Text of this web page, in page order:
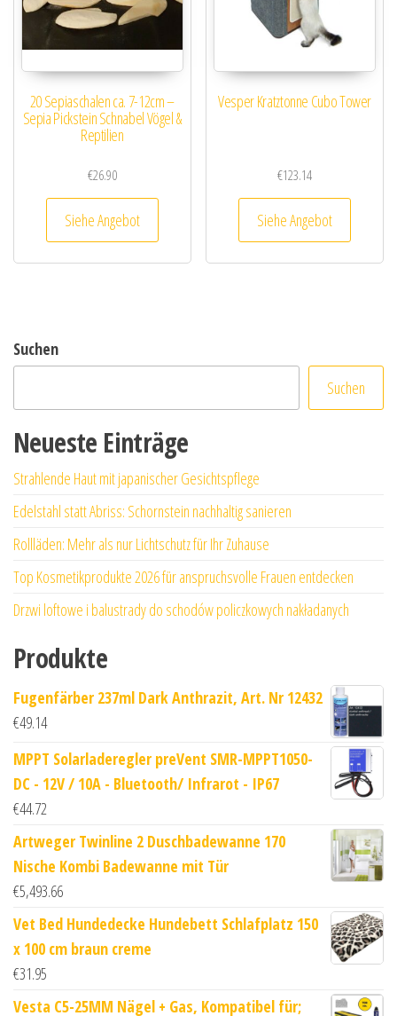
20 Sepiaschalen ca. 7-12cm –
Sepia Pickstein Schnabel Vögel &
Reptilien
€26.90
Siehe Angebot
Vesper Kratztonne Cubo Tower
€123.14
Siehe Angebot
Suchen
Suchen
Neueste Einträge
Strahlende Haut mit japanischer Gesichtspflege
Edelstahl statt Abriss: Schornstein nachhaltig sanieren
Rollläden: Mehr als nur Lichtschutz für Ihr Zuhause
Top Kosmetikprodukte 2026 für anspruchsvolle Frauen entdecken
Drzwi loftowe i balustrady do schodów policzkowych nakładanych
Produkte
Fugenfärber 237ml Dark Anthrazit, Art. Nr 12432
€49.14
MPPT Solarladeregler preVent SMR-MPPT1050-
DC - 12V / 10A - Bluetooth/ Infrarot - IP67
€44.72
Artweger Twinline 2 Duschbadewanne 170
Nische Kombi Badewanne mit Tür
€5,493.66
Vet Bed Hundedecke Hundebett Schlafplatz 150
x 100 cm braun creme
€31.95
Vesta C5-25MM Nägel + Gas, Kompatibel für;